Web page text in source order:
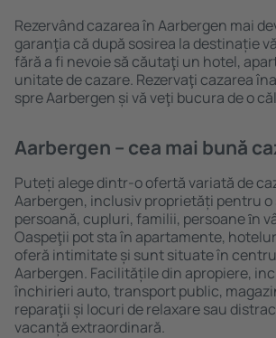
Rezervând cazarea în Aarbergen mai
garanţia că după sosirea la destinație
fără a fi nevoie să căutaţi un hotel,
unitate de cazare. Rezervaţi cazarea
spre Aarbergen și vă veţi bucura de o
Aarbergen – cea mai bună
Puteți alege dintr-o ofertă variată de
Aarbergen, inclusiv proprietăți pentru o
persoană, cupluri, familii, persoane ȋn
Oaspeţii pot sta în apartamente,
oferă intimitate și sunt situate în
Aarbergen. Facilitățile din apropiere,
închirieri auto, transport public,
reparaţii și locuri de relaxare sau
vacanță extraordinară.